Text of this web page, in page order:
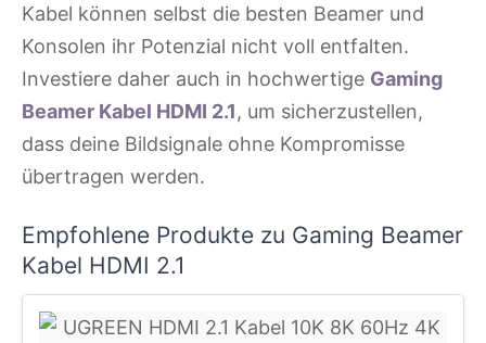
Kabel können selbst die besten Beamer und
Konsolen ihr Potenzial nicht voll entfalten.
Investiere daher auch in hochwertige Gaming
Beamer Kabel HDMI 2.1, um sicherzustellen,
dass deine Bildsignale ohne Kompromisse
übertragen werden.
Empfohlene Produkte zu Gaming Beamer
Kabel HDMI 2.1